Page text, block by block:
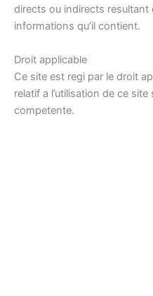
directs ou indirects resultant
informations qu’il contient.
Droit applicable
Ce site est regi par le droit
relatif a l’utilisation de ce
competente.